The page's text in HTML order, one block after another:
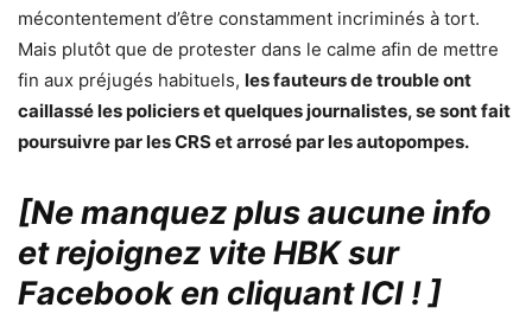
mécontentement d’être constamment incriminés à tort.
Mais plutôt que de protester dans le calme afin de mettre
fin aux préjugés habituels, les fauteurs de trouble ont
caillassé les policiers et quelques journalistes, se sont fait
poursuivre par les CRS et arrosé par les autopompes.
[Ne manquez plus aucune info
et rejoignez vite HBK sur
Facebook en cliquant ICI !]